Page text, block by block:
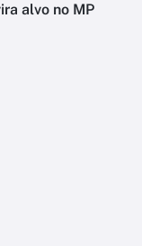
alvo no MP